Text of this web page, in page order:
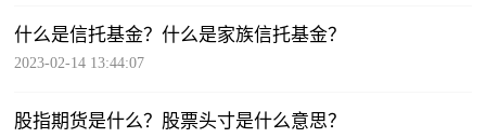
什么是信托基金？什么是家族信托基金？
2023-02-14 13:44:07
股指期货是什么？股票头寸是什么意思？